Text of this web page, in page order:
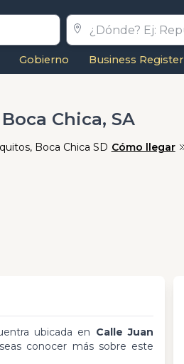
Gobierno Business Register
Chica, SA
Boca Chica SD Cómo llegar
ubicada en Calle Juan
conocer más sobre este